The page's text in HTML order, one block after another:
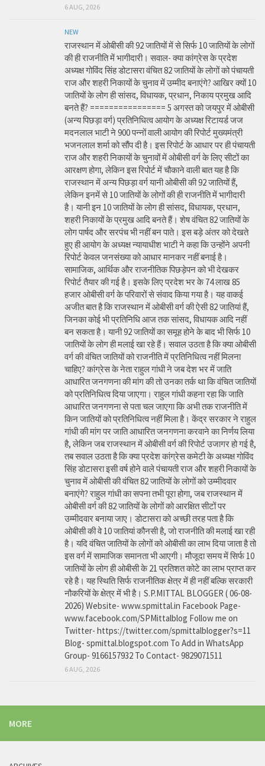
6 AUG, 2026
NEW
राजस्थान में ओबीसी की 92 जातियों में से सिर्फ 10 जातियों के लोगों
की ही राजनीति में भागीदारी। सवाल- क्या कांग्रेस के प्रदेश
अध्यक्ष गोविंद सिंह डोटासरा वंचित 82 जातियों के लोगों को पंचायती
राज और शहरी निकायों के चुनाव में उम्मीद बनाएंगे? आखिर क्यों 10
जातियों के लोग ही सांसद, विधायक, प्रधान, निकाय प्रमुख आदि
बनते हैं? ================ 5 अगस्त को जयपुर में ओबीसी
(अन्य पिछड़ा वर्ग) प्रतिनिधित्व आयोग के अध्यक्ष रिटायर्ड जज
मदनलाल भाटी ने 900 पन्नों वाली आयोग की रिपोर्ट मुख्यमंत्री
भजनलाल शर्मा को सौंप दी है। इस रिपोर्ट के आधार पर ही पंचायती
राज और शहरी निकायों के चुनावों में ओबीसी वर्ग के लिए सीटों का
आरक्षण होगा, लेकिन इस रिपोर्ट में चौकाने वाली बात यह है कि
राजस्थान में अन्य पिछड़ा वर्ग यानी ओबीसी की 92 जातियों हैं,
लेकिन इनमें से 10 जातियों के लोगों की ही राजनीति में भागीदारी
है। यानी इन 10 जातियों के लोग ही सांसद, विधायक, प्रधान,
शहरी निकायों के प्रमुख आदि बनते हैं। शेष वंचित 82 जातियों के
लोग पार्षद और सरपंच भी नहीं बन पाते। इस बड़े अंतर को देखते
हुए ही आयोग के अध्यक्ष न्यायाधीश भाटी ने कहा कि उन्होंने अपनी
रिपोर्ट केवल जनसंख्या को आधार मानकर नहीं बनाई है।
सामाजिक, आर्थिक और राजनीतिक पिछड़ेपन को भी देखकर
रिपोर्ट तैयार की गई है। इसके लिए प्रदेश भर के 74 लाख 85
हजार ओबीसी वर्ग के परिवारों से संवाद किया गया है। यह वाकई
अजीत बात है कि राजस्थान में ओबीसी वर्ग की ऐसी 82 जातियां हैं,
जिनका कोई भी प्रतिनिधि आज तक सांसद, विधायक आदि नहीं
बन सकता है। यानी 92 जातियों का समूह होने के बाद भी सिर्फ 10
जातियों के लोग ही मलाई खा रहे हैं। सवाल उठता है कि क्या ओबीसी
वर्ग की वंचित जातियों को राजनीति में प्रतिनिधित्व नहीं मिलना
चाहिए? कांग्रेस के नेता राहुल गांधी ने जब देश भर में जाति
आधारित जनगणना की मांग की तो उनका तर्क था कि वंचित जातियों
को प्रतिनिधित्व दिया जाएगा। राहुल गांधी कहना रहा कि जाति
आधारित जनगणना से पता चल जाएगा कि अभी तक राजनीति में
किन जातियों को प्रतिनिधित्व नहीं मिला है। केंद्र सरकार ने राहुल
गांधी की मांग पर जाति आधारित जनगणना करवाने का निर्णय लिया
है, लेकिन जब राजस्थान में ओबीसी वर्ग की रिपोर्ट उजागर हो गई है,
तब सवाल उठता है कि क्या प्रदेश कांग्रेस कमेटी के अध्यक्ष गोविंद
सिंह डोटासरा इसी वर्ष होने वाले पंचायती राज और शहरी निकायों के
चुनाव में ओबीसी की वंचित 82 जातियों के लोगों को उम्मीदवार
बनाएंगे? राहुल गांधी का सपना तभी पूरा होगा, जब राजस्थान में
ओबीसी वर्ग की 82 जातियों के लोगों को आरक्षित सीटों पर
उम्मीदवार बनाया जाए। डोटासरा को अच्छी तरह पता है कि
ओबीसी की वे 10 जातियां कौनसी है, जो राजनीति की मलाई खा रही
है। यदि वंचित जातियों के लोगों को ओबीसी का लाभ दिया जाता है तो
इस वर्ग में सामाजिक समानता भी आएगी। मौजूदा समय में सिर्फ 10
जातियों के लोग ही ओबीसी के 21 प्रतिशत कोटे का लाभ प्राप्त कर
रहे है। यह स्थिति सिर्फ राजनीतिक क्षेत्र में ही नहीं बल्कि सरकारी
नौकरियों के क्षेत्र में भी है। S.P.MITTAL BLOGGER ( 06-08-
2026) Website- www.spmittal.in Facebook Page-
www.facebook.com/SPMittalblog Follow me on
Twitter- https://twitter.com/spmittalblogger?s=11
Blog- spmittal.blogspot.com To Add in WhatsApp
Group- 9166157932 To Contact- 9829071511
6 AUG, 2026
MORE